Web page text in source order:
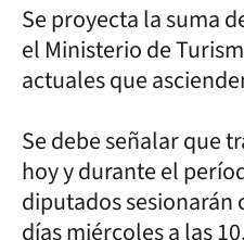
Se proyecta la suma
el Ministerio de
actuales que
Se debe señalar que
hoy y durante el
diputados sesionarán
días miércoles a las